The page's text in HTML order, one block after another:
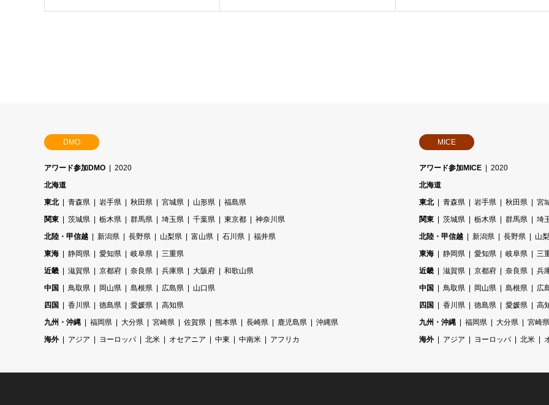
DMO
アワード参加DMO
2020
北海道
東北
青森県 岩手県 秋田県 宮城県 山形県
福島県
関東
茨城県 栃木県 群馬県 埼玉県 千葉県 東京都
神奈川県
北陸・甲信越
新潟県 長野県 山梨県 富山県 石川県
福井県
東海
静岡県 愛知県 岐阜県
三重県
近畿
滋賀県 京都府 奈良県 兵庫県 大阪府
和歌山県
中国
鳥取県 岡山県 島根県 広島県
山口県
四国
香川県 徳島県 愛媛県
高知県
九州・沖縄
福岡県 大分県 宮崎県 佐賀県 熊本県 長崎県 鹿児島県
沖縄県
海外
アジア ヨーロッパ 北米 オセアニア 中東 中南米 アフリカ
MICE
アワード参加MICE
2020
北海道
東北
青森県 岩手県 秋田県
宮
関東
茨城県 栃木県 群馬県
埼
北陸・甲信越
新潟県 長野県
山
東海
静岡県 愛知県 岐阜県
三
近畿
滋賀県 京都府 奈良県
兵
中国
鳥取県 岡山県 島根県
広
四国
香川県 徳島県 愛媛県
高
九州・沖縄
福岡県 大分県
宮崎県
海外
アジア ヨーロッパ 北米